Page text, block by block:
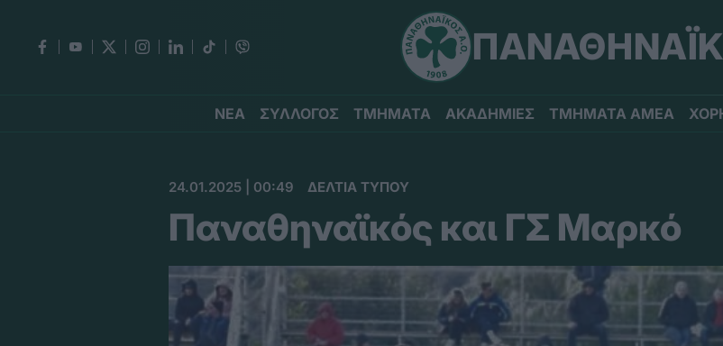
ΝΕΑ ΣΥΛΛΟΓΟΣ ΤΜΗΜΑΤΑ ΑΚΑΔΗΜΙΕΣ ΤΜΗΜΑΤΑ ΑΜΕΑ
24.01.2025 | 00:49 ΔΕΛΤΙΑ ΤΥΠΟΥ
Παναθηναϊκός και ΓΣ Μαρκό